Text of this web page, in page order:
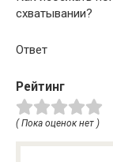
схватывании?
Ответ
Рейтинг
( Пока оценок нет )